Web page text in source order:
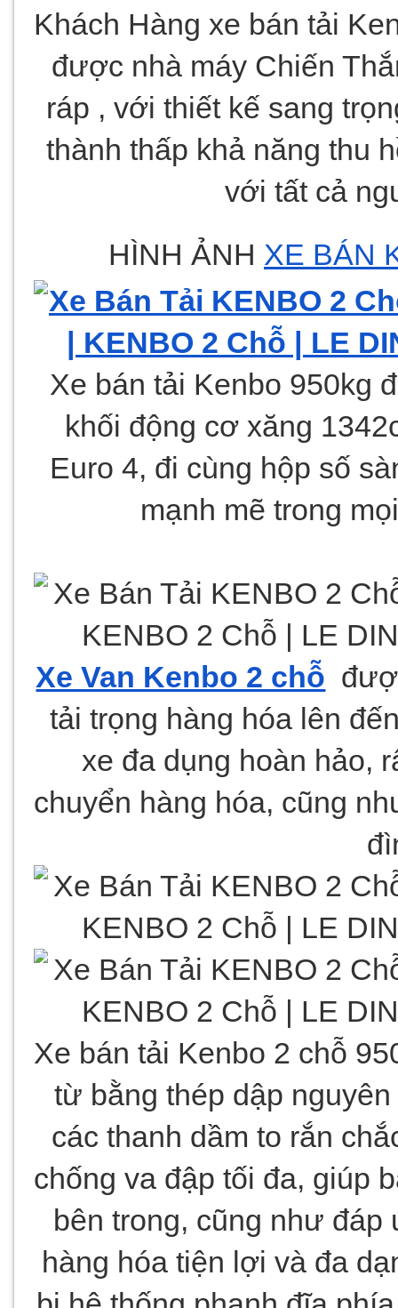
Khách Hàng xe bán tải
được nhà máy Chiến
ráp , với thiết kế sang
thành thấp khả năng thu
với tất cả
HÌNH ẢNH XE BÁN
Xe bán tải Kenbo 950kg
khối động cơ xăng
Euro 4, đi cùng hộp số
mạnh mẽ trong
Xe Van Kenbo 2 chỗ
tải trọng hàng hóa lên
xe đa dụng hoàn hảo,
chuyển hàng hóa, cũng
Xe bán tải Kenbo 2 chỗ
từ bằng thép dập
các thanh dầm to rắn
chống va đập tối đa, giúp
bên trong, cũng như
hàng hóa tiện lợi và đa